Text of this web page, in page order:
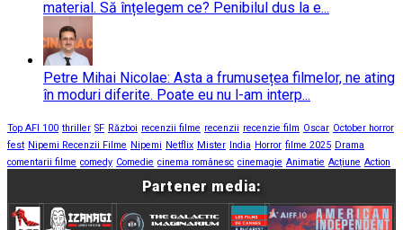
material. Să înțelegem ce? Penibilul dus la e...
Petre Mihai Nicolae: Asta a frumusețea filmelor, ne ating
în moduri diferite. Poate eu nu l-am interp...
Top AFI 100 thriller SF Război recenzii filme recenzii recenzie film Oscar October horror
fest Nipemi Recenzii Filme Nipemi Netflix Mister India Horror filme 2025 Drama
comentarii filme comedy Comedie cinema românesc cinemagie Animatie Acțiune Action
Partener media: